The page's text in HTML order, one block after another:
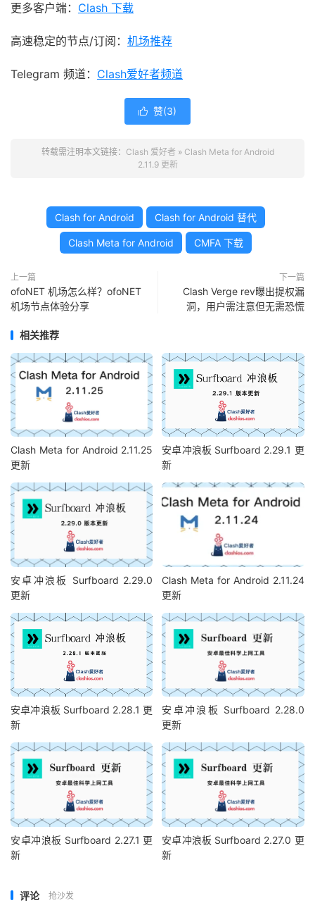
更多客户端： Clash 下载
高速稳定的节点/订阅： 机场推荐
Telegram 频道： Clash爱好者频道
 赞(3)
转载需注明本文链接： Clash 爱好者 » Clash Meta for Android
2.11.9 更新
Clash for Android Clash for Android 替代
Clash Meta for Android CMFA 下载
上一篇
ofoNET 机场怎么样？ofoNET
机场节点体验分享
下一篇
Clash Verge rev曝出提权漏
洞，用户需注意但无需恐慌
相关推荐
Clash Meta for Android 2.11.25
更新
安卓冲浪板 Surfboard 2.29.1 更
新
安卓冲浪板 Surfboard 2.29.0
更新
Clash Meta for Android 2.11.24
更新
安卓冲浪板 Surfboard 2.28.1 更
新
安卓冲浪板 Surfboard 2.28.0
更新
安卓冲浪板 Surfboard 2.27.1 更
新
安卓冲浪板 Surfboard 2.27.0 更
新
评论 抢沙发